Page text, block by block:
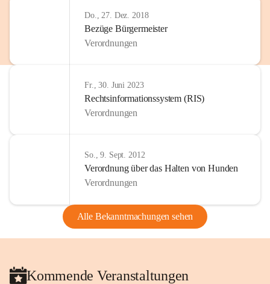
Do., 27. Dez. 2018
Bezüge Bürgermeister
Verordnungen
Fr., 30. Juni 2023
Rechtsinformationssystem (RIS)
Verordnungen
So., 9. Sept. 2012
Verordnung über das Halten von Hunden
Verordnungen
Alle Bekanntmachungen sehen
Kommende Veranstaltungen